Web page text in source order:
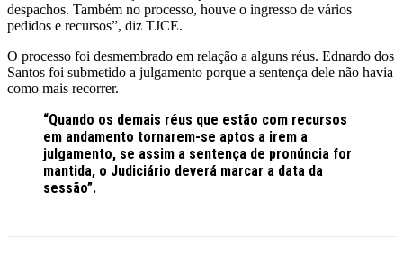
despachos. Também no processo, houve o ingresso de vários
pedidos e recursos”, diz TJCE.
O processo foi desmembrado em relação a alguns réus. Ednardo dos
Santos foi submetido a julgamento porque a sentença dele não havia
como mais recorrer.
“Quando os demais réus que estão com recursos
em andamento tornarem-se aptos a irem a
julgamento, se assim a sentença de pronúncia for
mantida, o Judiciário deverá marcar a data da
sessão”.